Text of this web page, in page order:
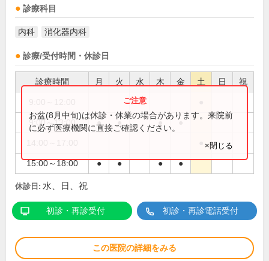
診療科目
内科 消化器内科
診療/受付時間・休診日
診療時間 月 火 水 木 金 土 日 祝
9:00～13:00 ● ● ● ●
15:00～18:00 ● ● ● ●
お盆(8月中旬)は休診・休業の場合があります。来院前
に必ず医療機関に直接ご確認ください。
×閉じる
休診日: 水、日、祝
初診・再診受付 初診・再診電話受付
この医院の詳細をみる